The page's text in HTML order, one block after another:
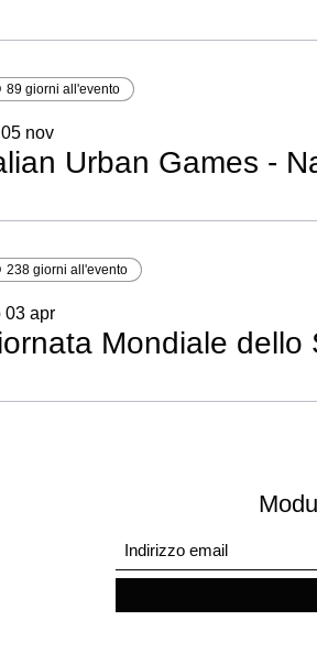
89 giorni all'evento
nov
Urban Games -
238 giorni all'evento
03 apr
Mondiale dello